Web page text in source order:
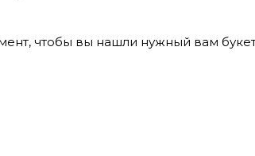
чтобы вы нашли нужный вам